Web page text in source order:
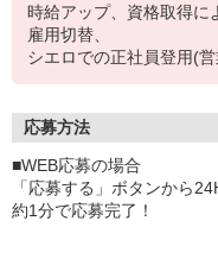
時給アップ、資格取得に
雇用切替、
シエロでの正社員登用(
応募方法
■WEB応募の場合
「応募する」ボタンから
約1分で応募完了！